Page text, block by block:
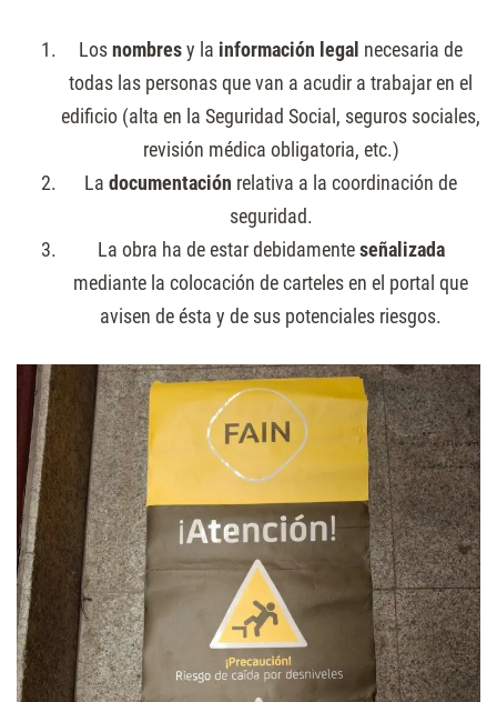
Losnombresy la información legal necesaria de
todas las personas que van a acudir a trabajar en el
edificio (alta en la Seguridad Social, seguros sociales,
revisión médica obligatoria, etc.)
La documentación relativa a la coordinación de
seguridad.
La obra ha de estar debidamenteseñalizada
mediante la colocación de carteles en el portal que
avisen de ésta y de sus potenciales riesgos.